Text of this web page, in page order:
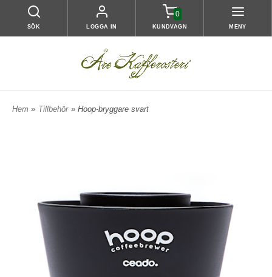
SÖK LOGGA IN
0
KUNDVAGN MENY
Hem » Tillbehör » Hoop-bryggare svart